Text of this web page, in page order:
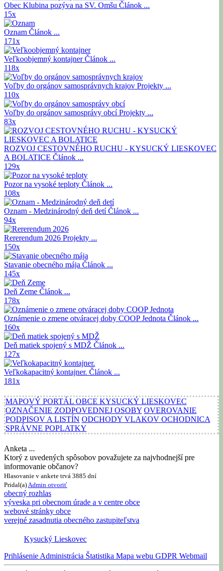
Obec Klubina pozýva na SV. Omšu Článok ...
15x
Oznam Článok ...
171x
Veľkoobjemný kontajnerČlánok ...
118x
Voľby do orgánov samosprávnych krajov Projekty ...
110x
Voľby do orgánov samosprávy obcíProjekty ...
83x
ROZVOJ CESTOVNÉHO RUCHU - KYSUCKÝ LIESKOVEC
A BOLATICE Článok ...
129x
Pozor na vysoké teploty Článok ...
108x
Oznam - Medzinárodný deň detíČlánok ...
94x
Rererendum 2026 Projekty ...
150x
Stavanie obecného mája Článok ...
145x
Deň Zeme Článok ...
178x
Oznámenie o zmene otváracej doby COOP Jednota Článok ...
160x
Deň matiek spojený s MDŽ Článok ...
127x
Veľkokapacitný kontajner. Článok ...
181x
MAPOVÝ PORTÁL OBCE KYSUCKÝ LIESKOVEC
OZNAČENIE ZODPOVEDNEJ OSOBY OVEROVANIE
PODPISOV A LISTÍN ODCHODY VLAKOV OCHODNICA
SPRÁVNE POPLATKY
Anketa ...
Ktorý z uvedených spôsobov považujete za najvhodnejší pre
informovanie občanov?
Hlasovanie v ankete trvá 3885 dní
Pridal(a) Admin otvoriť
obecný rozhlas
výveska pri obecnom úrade a v centre obce
webové stránky obce
verejné zasadnutia obecného zastupiteľstva
Kysucký Lieskovec
Prihlásenie Administrácia Štatistika Mapa webu GDPR Webmail